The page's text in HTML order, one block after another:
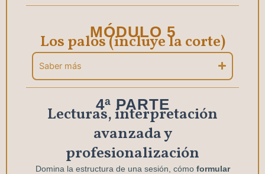
MÓDULO 5
Los palos (incluye la corte)
Saber más
4ª PARTE
Lecturas, interpretación
avanzada y
profesionalización
Domina la estructura de una sesión, cómo formular